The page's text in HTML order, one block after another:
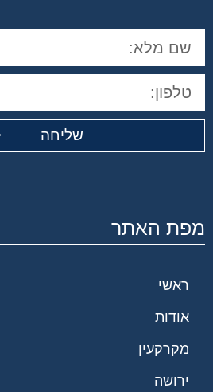
שליחה
מפת האתר
ראשי
אודות
מקרקעין
ירושה